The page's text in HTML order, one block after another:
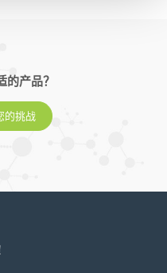
的产品？
的挑战